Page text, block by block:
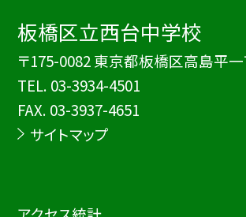
板橋区立西台中学校
〒175-0082 東京都板橋区高島平
TEL. 03-3934-4501
FAX. 03-3937-4651
サイトマップ